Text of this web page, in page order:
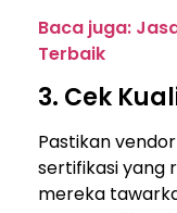
Baca juga:
Terbaik
3. Cek
Pastikan
sertifikasi yang
mereka